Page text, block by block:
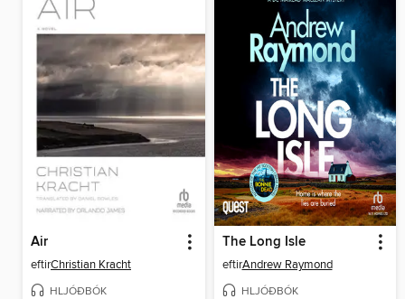
Air
eftirChristian Kracht
HLJÓÐBÓK
The Long Isle
eftirAndrew Raymond
HLJÓÐBÓK